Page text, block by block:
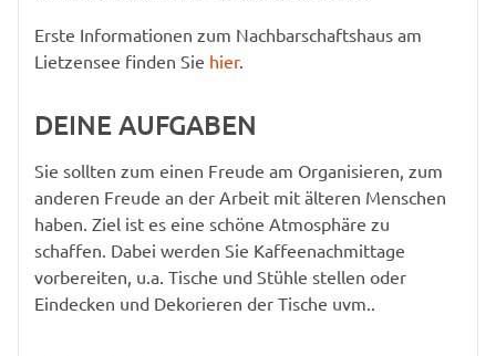
Erste Informationen zum Nachbarschaftshaus am
Lietzensee finden Sie hier.
DEINE AUFGABEN
Sie sollten zum einen Freude am Organisieren, zum
anderen Freude an der Arbeit mit älteren Menschen
haben. Ziel ist es eine schöne Atmosphäre zu
schaffen. Dabei werden Sie Kaffeenachmittage
vorbereiten, u.a. Tische und Stühle stellen oder
Eindecken und Dekorieren der Tische uvm..